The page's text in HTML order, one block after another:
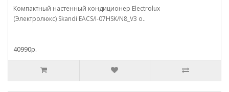
Компактный настенный кондиционер Electrolux
(Электролюкс) Skandi EACS/I-07HSK/N8_V3 о..
40990р.